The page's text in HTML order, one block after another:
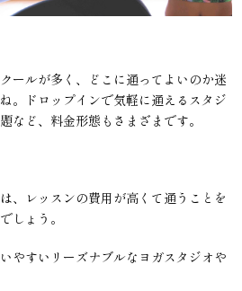
ールが多く、どこに通ってよいのか迷
。ドロップインで気軽に通えるスタジ
など、料金形態もさまざまです。
、レッスンの費用が高くて通うことを
しょう。
やすいリーズナブルなヨガスタジオや